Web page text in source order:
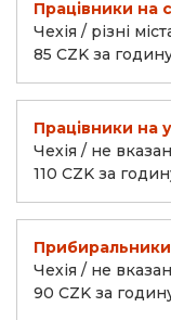
Працівники на
Чехія / різні
85 CZK за
Працівники на
Чехія / не
110 CZK за
Чехія / не
90 CZK за